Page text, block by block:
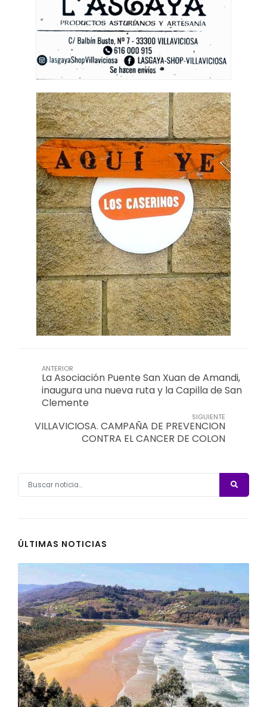
ANTERIOR
La Asociación Puente San Xuan de Amandi,
inaugura una nueva ruta y la Capilla de San
Clemente
SIGUIENTE
VILLAVICIOSA. CAMPAÑA DE PREVENCION
CONTRA EL CANCER DE COLON
ÚLTIMAS NOTICIAS